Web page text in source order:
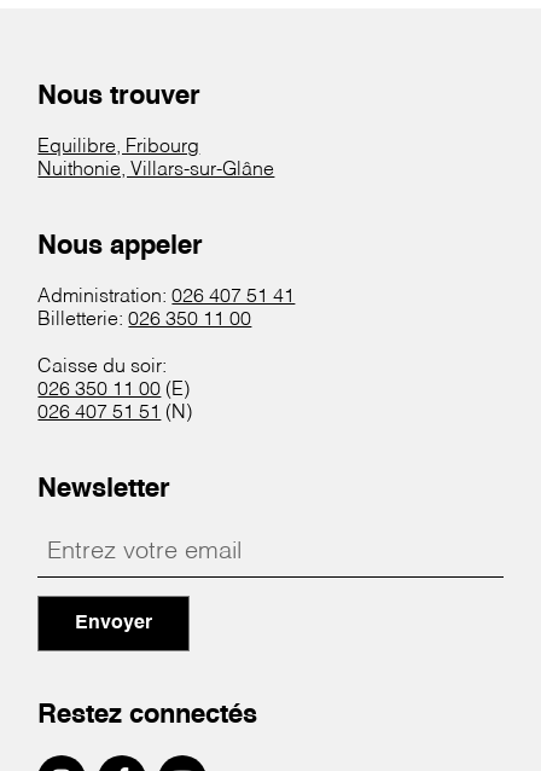
Nous trouver
Equilibre, Fribourg
Nuithonie, Villars-sur-Glâne
Nous appeler
Administration:026 407 51 41
Billetterie:026 350 11 00
Caisse du soir:
026 350 11 00 (E)
026 407 51 51 (N)
Newsletter
Envoyer
Restez connectés